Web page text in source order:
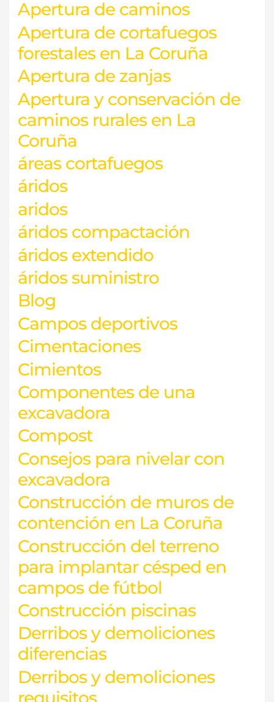
Apertura de caminos
Apertura de cortafuegos
forestales en La Coruña
Apertura de zanjas
Apertura y conservación de
caminos rurales en La
Coruña
áreas cortafuegos
áridos
aridos
áridos compactación
áridos extendido
áridos suministro
Blog
Campos deportivos
Cimentaciones
Cimientos
Componentes de una
excavadora
Compost
Consejos para nivelar con
excavadora
Construcción de muros de
contención en La Coruña
Construcción del terreno
para implantar césped en
campos de fútbol
Construcción piscinas
Derribos y demoliciones
diferencias
Derribos y demoliciones
requisitos